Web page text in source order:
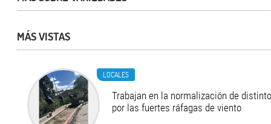
MÁS VISTAS
LOCALES
Trabajan en la normalización de
por las fuertes ráfagas de viento